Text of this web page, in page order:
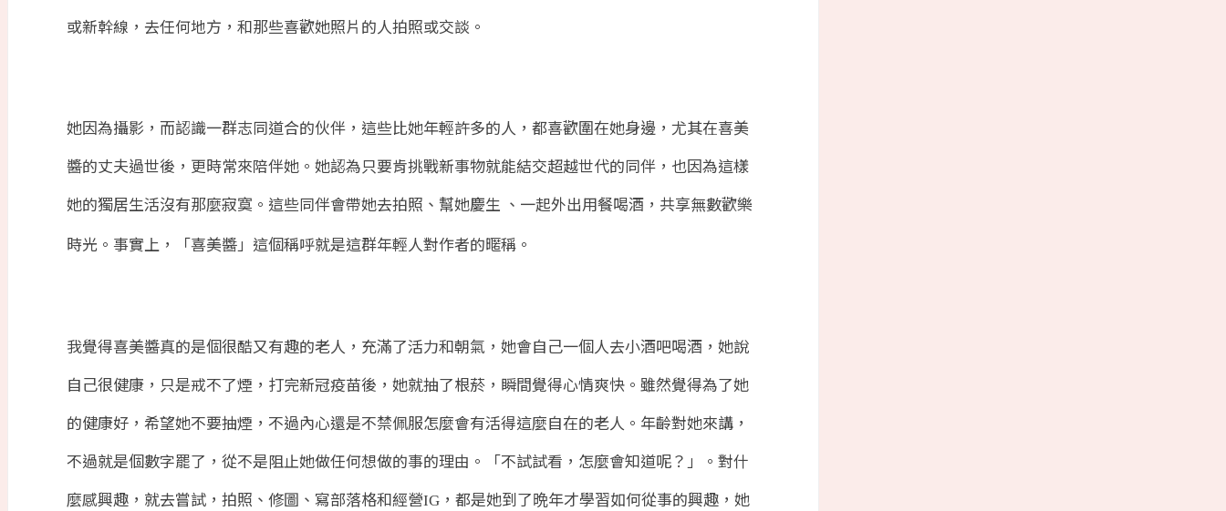
或新幹線，去任何地方，和那些喜歡她照片的人拍照或交談。
她因為攝影，而認識一群志同道合的伙伴，這些比她年輕許多的人，都喜歡圍在她身邊，尤其在喜美
醬的丈夫過世後，更時常來陪伴她。她認為只要肯挑戰新事物就能結交超越世代的同伴，也因為這樣
她的獨居生活沒有那麼寂寞。這些同伴會帶她去拍照、幫她慶生 、一起外出用餐喝酒，共享無數歡樂
時光。事實上，「喜美醬」這個稱呼就是這群年輕人對作者的暱稱。
我覺得喜美醬真的是個很酷又有趣的老人，充滿了活力和朝氣，她會自己一個人去小酒吧喝酒，她說
自己很健康，只是戒不了煙，打完新冠疫苗後，她就抽了根菸，瞬間覺得心情爽快。雖然覺得為了她
的健康好，希望她不要抽煙，不過內心還是不禁佩服怎麼會有活得這麼自在的老人。年齡對她來講，
不過就是個數字罷了，從不是阻止她做任何想做的事的理由。「不試試看，怎麼會知道呢？」。對什
麼感興趣，就去嘗試，拍照、修圖、寫部落格和經營IG ，都是她到了晩年才學習如何從事的興趣，她